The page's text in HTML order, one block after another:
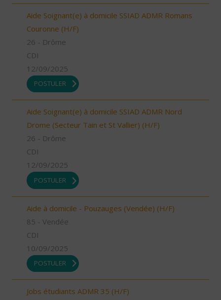
Aide Soignant(e) à domicile SSIAD ADMR Romans
Couronne (H/F)
26 - Drôme
CDI
12/09/2025
POSTULER
Aide Soignant(e) à domicile SSIAD ADMR Nord
Drome (Secteur Tain et St Vallier) (H/F)
26 - Drôme
CDI
12/09/2025
POSTULER
Aide à domicile - Pouzauges (Vendée) (H/F)
85 - Vendée
CDI
10/09/2025
POSTULER
Jobs étudiants ADMR 35 (H/F)